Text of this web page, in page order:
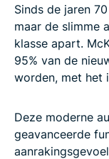
Sinds de jaren
maar de slimme
klasse apart.
95% van de
worden, met het
Deze moderne
geavanceerde